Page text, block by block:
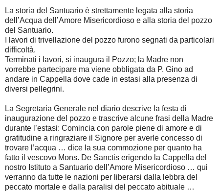
La storia del Santuario è strettamente legata alla storia
dell’Acqua dell’Amore Misericordioso e alla storia del pozzo
del Santuario.
I lavori di trivellazione del pozzo furono segnati da particolari
difficoltà.
Terminati i lavori, si inaugura il Pozzo; la Madre non
vorrebbe partecipare ma viene obbligata da P. Gino ad
andare in Cappella dove cade in estasi alla presenza di
diversi pellegrini.
La Segretaria Generale nel diario descrive la festa di
inaugurazione del pozzo e trascrive alcune frasi della Madre
durante l’estasi: Comincia con parole piene di amore e di
gratitudine a ringraziare il Signore per averle concesso di
trovare l’acqua … dice la sua commozione per quanto ha
fatto il vescovo Mons. De Sanctis erigendo la Cappella del
nostro Istituto a Santuario dell’Amore Misericordioso … qui
verranno da tutte le nazioni per liberarsi dalla lebbra del
peccato mortale e dalla paralisi del peccato abituale …